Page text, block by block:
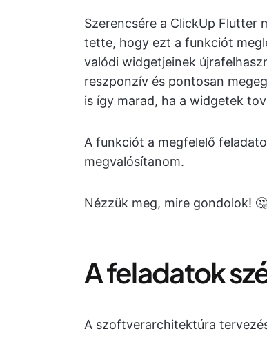
Szerencsére a ClickUp
tette, hogy ezt a funkciót
valódi widgetjeinek
reszponzív és pontosan
is így marad, ha a widgetek
A funkciót a megfelelő
megvalósítanom.
Nézzük meg, mire gondolok! 🤔
A feladatok
A szoftverarchitektúra